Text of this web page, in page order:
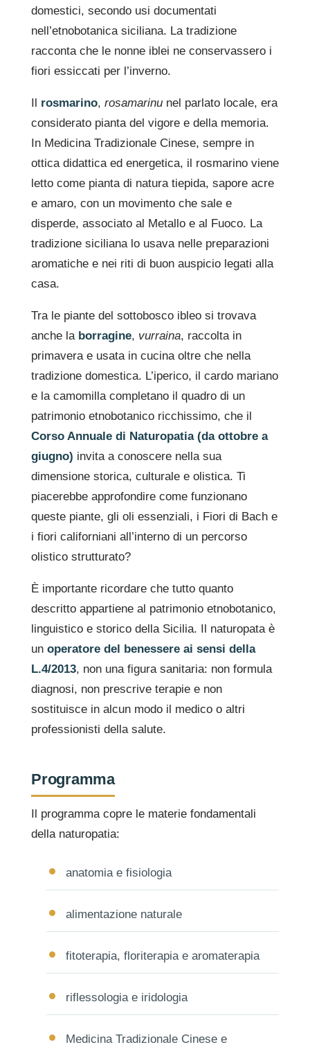
domestici, secondo usi documentati
nell’etnobotanica siciliana. La tradizione
racconta che le nonne iblei ne conservassero i
fiori essiccati per l’inverno.
Il rosmarino, rosamarinu nel parlato locale, era
considerato pianta del vigore e della memoria.
In Medicina Tradizionale Cinese, sempre in
ottica didattica ed energetica, il rosmarino viene
letto come pianta di natura tiepida, sapore acre
e amaro, con un movimento che sale e
disperde, associato al Metallo e al Fuoco. La
tradizione siciliana lo usava nelle preparazioni
aromatiche e nei riti di buon auspicio legati alla
casa.
Tra le piante del sottobosco ibleo si trovava
anche la borragine, vurraina, raccolta in
primavera e usata in cucina oltre che nella
tradizione domestica. L’iperico, il cardo mariano
e la camomilla completano il quadro di un
patrimonio etnobotanico ricchissimo, che il
Corso Annuale di Naturopatia (da ottobre a
giugno) invita a conoscere nella sua
dimensione storica, culturale e olistica. Ti
piacerebbe approfondire come funzionano
queste piante, gli oli essenziali, i Fiori di Bach e
i fiori californiani all’interno di un percorso
olistico strutturato?
È importante ricordare che tutto quanto
descritto appartiene al patrimonio etnobotanico,
linguistico e storico della Sicilia. Il naturopata è
un operatore del benessere ai sensi della
L.4/2013, non una figura sanitaria: non formula
diagnosi, non prescrive terapie e non
sostituisce in alcun modo il medico o altri
professionisti della salute.
Programma
Il programma copre le materie fondamentali
della naturopatia:
anatomia e fisiologia
alimentazione naturale
fitoterapia, floriterapia e aromaterapia
riflessologia e iridologia
Medicina Tradizionale Cinese e